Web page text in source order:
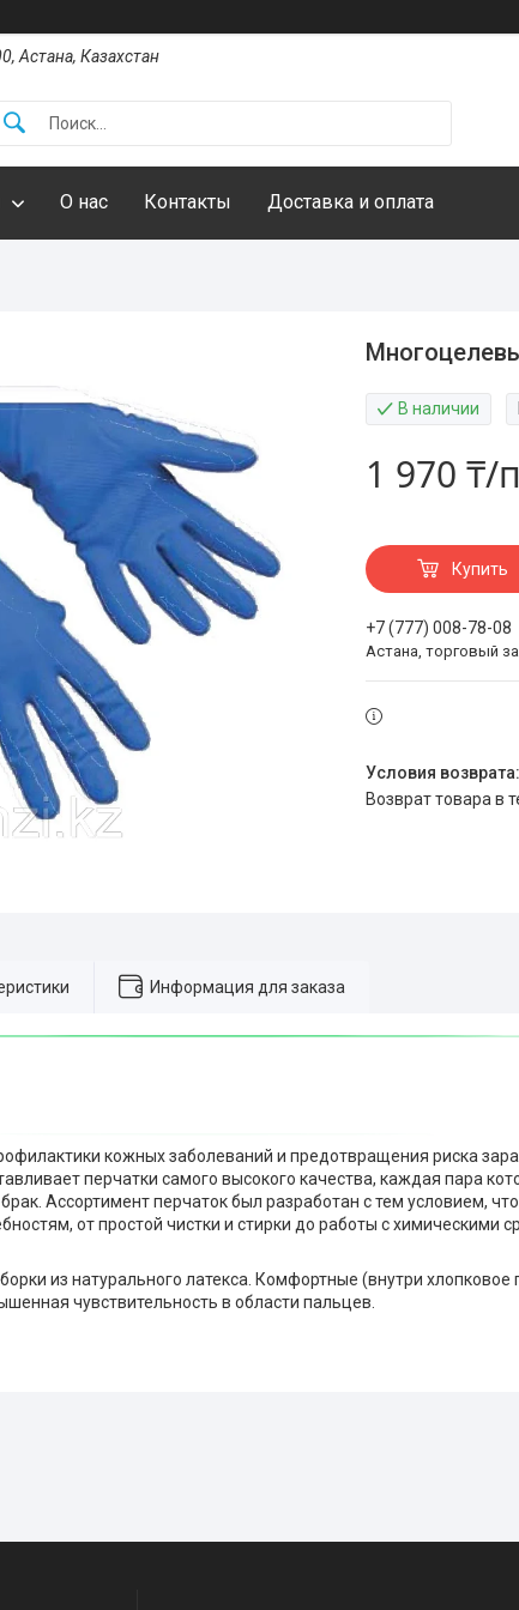
Астана, Казахстан
О нас Контакты Доставка и оплата
В наличии
1 970 ₸/
Купить
+7 (777) 008-78-08
Астана, торговый
возврат товара в
Информация для заказа
кожных заболеваний и предотвращения риска
перчатки самого высокого качества, каждая пара
Ассортимент перчаток был разработан с тем условием,
от простой чистки и стирки до работы с химическими
из натурального латекса. Комфортные (внутри хлопковое
чувствительность в области пальцев.